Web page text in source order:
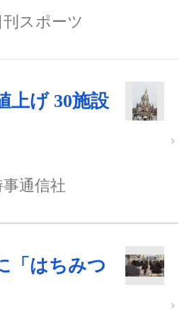
刊スポーツ
上げ 30施設
事通信社
「はちみつ